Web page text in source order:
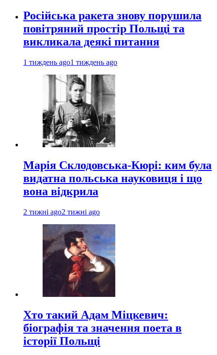
Російська ракета знову порушила
повітряний простір Польщі та
викликала деякі питання
1 тиждень ago1 тиждень ago
Марія Склодовська-Кюрі: ким була
видатна польська науковиця і що
вона відкрила
2 тижні ago2 тижні ago
Хто такий Адам Міцкевич:
біографія та значення поета в
історії Польщі